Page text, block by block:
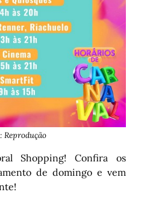
Reprodução
Shopping! Confira os
de domingo e vem